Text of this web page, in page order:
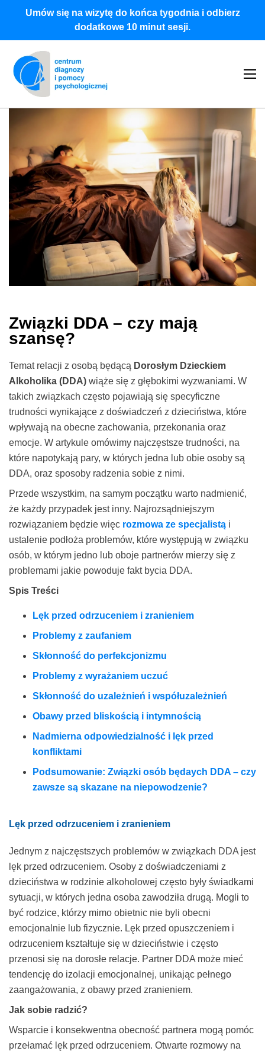
Umów się na wizytę do końca tygodnia i odbierz
dodatkowe 10 minut sesji.
Związki DDA – czy mają
szansę?
Temat relacji z osobą będącą Dorosłym Dzieckiem
Alkoholika (DDA) wiąże się z głębokimi wyzwaniami. W
takich związkach często pojawiają się specyficzne
trudności wynikające z doświadczeń z dzieciństwa, które
wpływają na obecne zachowania, przekonania oraz
emocje. W artykule omówimy najczęstsze trudności, na
które napotykają pary, w których jedna lub obie osoby są
DDA, oraz sposoby radzenia sobie z nimi.
Przede wszystkim, na samym początku warto nadmienić,
że każdy przypadek jest inny. Najrozsądniejszym
rozwiązaniem będzie więc rozmowa ze specjalistą i
ustalenie podłoża problemów, które występują w związku
osób, w którym jedno lub oboje partnerów mierzy się z
problemami jakie powoduje fakt bycia DDA.
Spis Treści
Lęk przed odrzuceniem i zranieniem
Problemy z zaufaniem
Skłonność do perfekcjonizmu
Problemy z wyrażaniem uczuć
Skłonność do uzależnień i współuzależnień
Obawy przed bliskością i intymnością
Nadmierna odpowiedzialność i lęk przed
konfliktami
Podsumowanie: Związki osób będaych DDA – czy
zawsze są skazane na niepowodzenie?
Lęk przed odrzuceniem i zranieniem
Jednym z najczęstszych problemów w związkach DDA jest
lęk przed odrzuceniem. Osoby z doświadczeniami z
dzieciństwa w rodzinie alkoholowej często były świadkami
sytuacji, w których jedna osoba zawodziła drugą. Mogli to
być rodzice, którzy mimo obietnic nie byli obecni
emocjonalnie lub fizycznie. Lęk przed opuszczeniem i
odrzuceniem kształtuje się w dzieciństwie i często
przenosi się na dorosłe relacje. Partner DDA może mieć
tendencję do izolacji emocjonalnej, unikając pełnego
zaangażowania, z obawy przed zranieniem.
Jak sobie radzić?
Wsparcie i konsekwentna obecność partnera mogą pomóc
przełamać lęk przed odrzuceniem. Otwarte rozmowy na